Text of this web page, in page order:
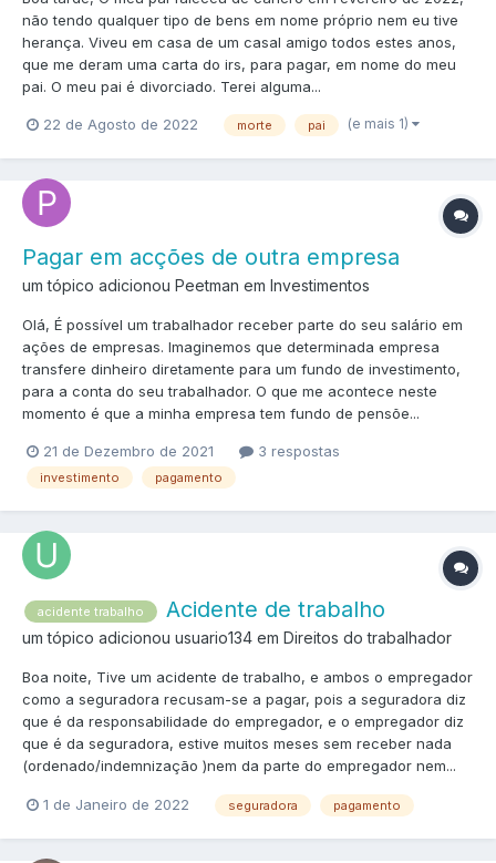
não tendo qualquer tipo de bens em nome próprio nem eu tive
herança. Viveu em casa de um casal amigo todos estes anos,
que me deram uma carta do irs, para pagar, em nome do meu
pai. O meu pai é divorciado. Terei alguma...
22 de Agosto de 2022 morte pai (e mais 1)
Pagar em acções de outra empresa
um tópico adicionou Peetman em Investimentos
Olá, É possível um trabalhador receber parte do seu salário em
ações de empresas. Imaginemos que determinada empresa
transfere dinheiro diretamente para um fundo de investimento,
para a conta do seu trabalhador. O que me acontece neste
momento é que a minha empresa tem fundo de pensõe...
21 de Dezembro de 2021 3 respostas
investimento pagamento
acidente trabalho Acidente de trabalho
um tópico adicionou usuario134 em Direitos do trabalhador
Boa noite, Tive um acidente de trabalho, e ambos o empregador
como a seguradora recusam-se a pagar, pois a seguradora diz
que é da responsabilidade do empregador, e o empregador diz
que é da seguradora, estive muitos meses sem receber nada
(ordenado/indemnização )nem da parte do empregador nem...
1 de Janeiro de 2022 seguradora pagamento